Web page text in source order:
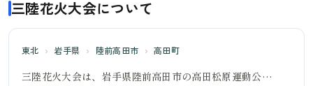
三陸花火大会について
東北 › 岩手県 › 陸前高田市 › 高田町
三陸花火大会は、岩手県陸前高田市の高田松原運動公…